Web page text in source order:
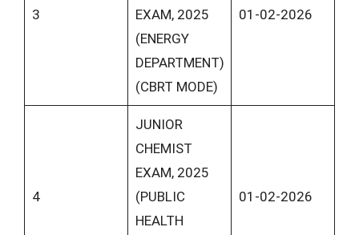
3
EXAM, 2025
(ENERGY
DEPARTMENT)
(CBRT MODE)
01-02-2026
4
JUNIOR
CHEMIST
EXAM, 2025
(PUBLIC
HEALTH
01-02-2026